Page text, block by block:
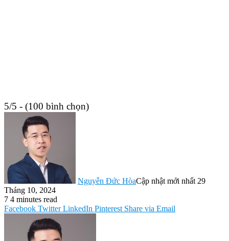
5/5 - (100 bình chọn)
Nguyễn Đức HòaCập nhật mới nhất 29
Tháng 10, 2024
7 4 minutes read
Facebook Twitter LinkedIn Pinterest Share via Email